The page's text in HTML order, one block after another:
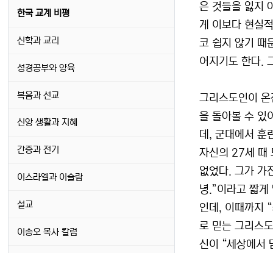
은 것들을 잃지
게 이보다 현실
코 쉽지 않기 때
어지기도 한다.
그리스도인이
을 돌아볼 수 있
데, 군대에서 훈
자신의 27세 때
없었다. 그가 가
녕.”이라고 짧
인데, 이때까지
로 믿는 그리스
신이 “세상에서
한국 교계 비평
신학과 교리
성경공부와 양육
복음과 선교
신앙 생활과 지혜
간증과 전기
이스라엘과 이슬람
설교
이송오 목사 칼럼